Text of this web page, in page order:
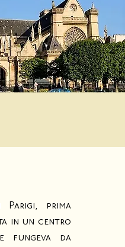
prima
in un centro
fungeva da